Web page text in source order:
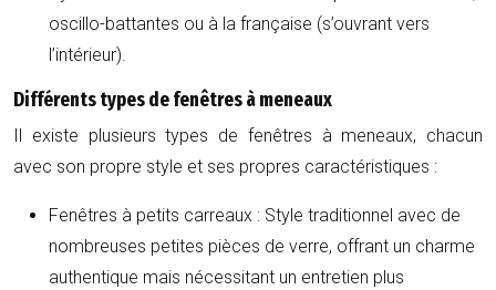
oscillo-battantes ou à la française (s’ouvrant vers
l’intérieur).
Différents types de fenêtres à meneaux
Il existe plusieurs types de fenêtres à meneaux, chacun
avec son propre style et ses propres caractéristiques :
Fenêtres à petits carreaux : Style traditionnel avec de
nombreuses petites pièces de verre, offrant un charme
authentique mais nécessitant un entretien plus